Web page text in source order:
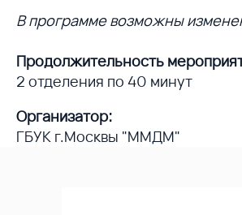
В программе возможны
Продолжительность
2 отделения по 40 минут
Организатор:
ГБУК г.Москвы "ММДМ"